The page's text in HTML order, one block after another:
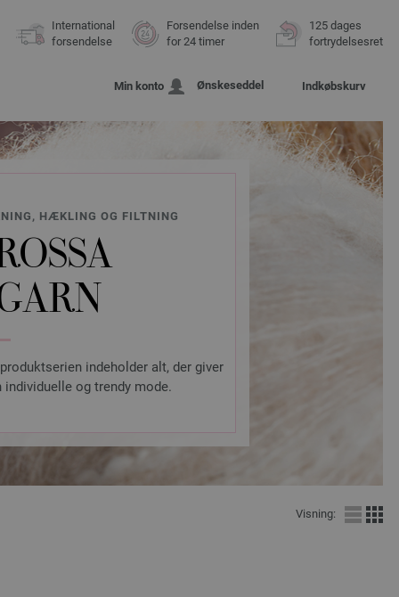
International
forsendelse
Forsendelse inden
for 24 timer
125 dages
fortrydelsesret
Min konto Ønskeseddel Indkøbskurv
HÆKLING OG FILTNING
indeholder alt, der giver
og trendy mode.
Visning: